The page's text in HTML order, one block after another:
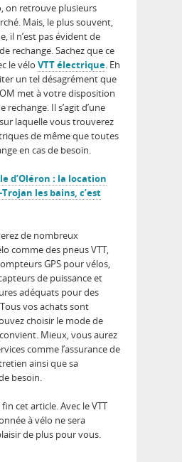
on retrouve plusieurs
Mais, le plus souvent,
il n’est pas évident de
rechange. Sachez que ce
le vélo VTT électrique. Eh
un tel désagrément que
met à votre disposition
rechange. Il s’agit d’une
laquelle vous trouverez
de même que toutes
en cas de besoin.
d’Oléron : la location
les bains, c’est
de nombreux
comme des pneus VTT,
GPS pour vélos,
de puissance et
adéquats pour des
vos achats sont
choisir le mode de
Mieux, vous aurez
comme l’assurance de
ainsi que sa
besoin.
cet article. Avec le VTT
à vélo ne sera
de plus pour vous.